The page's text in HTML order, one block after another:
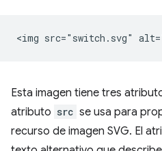
Esta imagen tiene tres
atributo src se usa para
recurso de imagen SVG. El